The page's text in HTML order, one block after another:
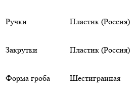
Ручки Пластик (Россия)
Закрутки Пластик (Россия)
Форма гроба Шестигранная